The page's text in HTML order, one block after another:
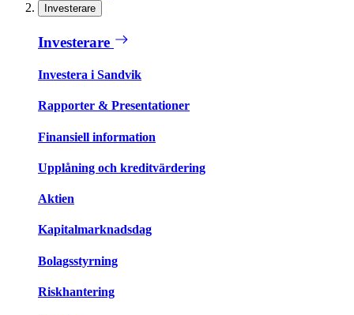
Investerare
Investerare
Investera i Sandvik
Rapporter & Presentationer
Finansiell information
Upplåning och kreditvärdering
Aktien
Kapitalmarknadsdag
Bolagsstyrning
Riskhantering